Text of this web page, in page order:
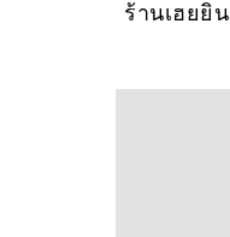
ร้านเฮยยิ